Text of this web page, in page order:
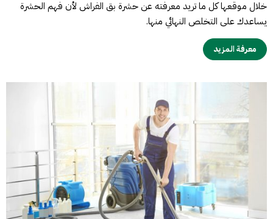
خلال موقعها كل ما تريد معرفته عن حشرة بق الفراش لأن فهم الحشرة
يساعدك على التخلص النهائي منها.
معرفة المزيد